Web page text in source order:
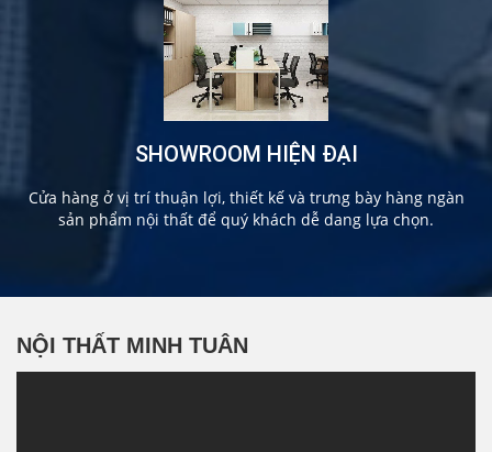
SHOWROOM HIỆN ĐẠI
Cửa hàng ở vị trí thuận lợi, thiết kế và trưng bày hàng ngàn
sản phẩm nội thất để quý khách dễ dang lựa chọn.
NỘI THẤT MINH TUÂN